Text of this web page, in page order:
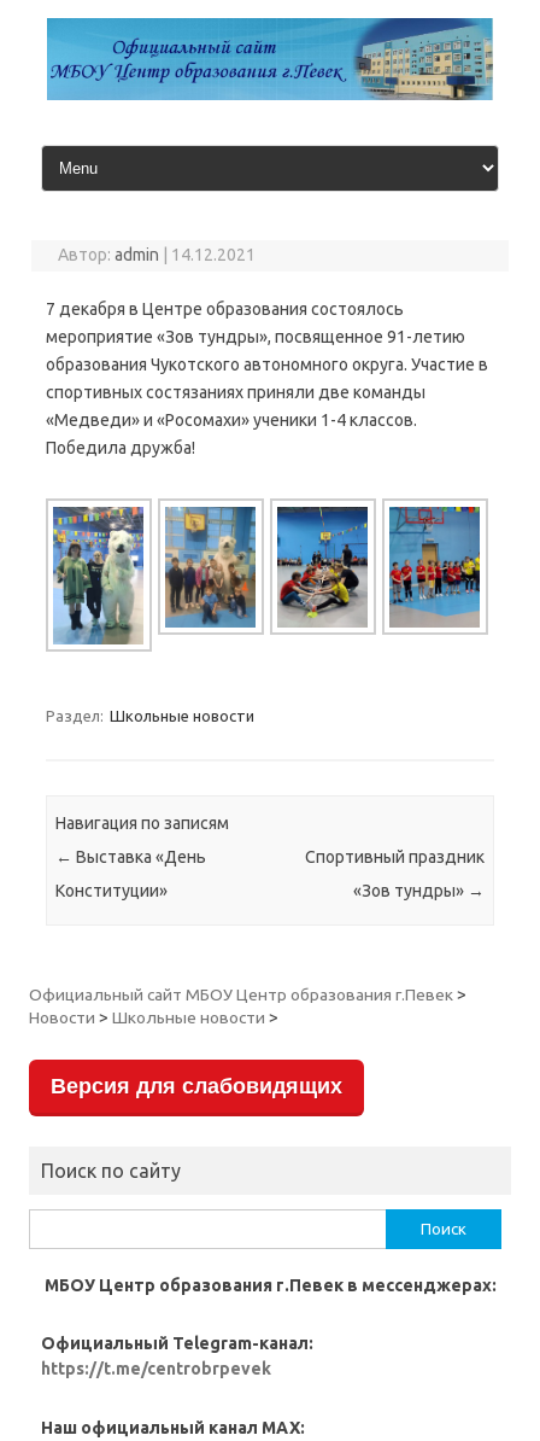
содержимому
Автор:admin 14.12.2021
7 декабря в Центре образования состоялось
мероприятие «Зов тундры», посвященное 91-летию
образования Чукотского автономного округа. Участие в
спортивных состязаниях приняли две команды
«Медведи» и «Росомахи» ученики 1-4 классов.
Победила дружба!
Раздел: Школьные новости
Навигация по записям
← Выставка «День
Конституции»
Спортивный праздник
«Зов тундры» →
Официальный сайт МБОУ Центр образования г.Певек>
Новости > Школьные новости >
Версия для слабовидящих
Поиск по сайту
МБОУ Центр образования г.Певек в мессенджерах:
Официальный Telegram-канал:
https://t.me/centrobrpevek
Наш официальный канал MAX: